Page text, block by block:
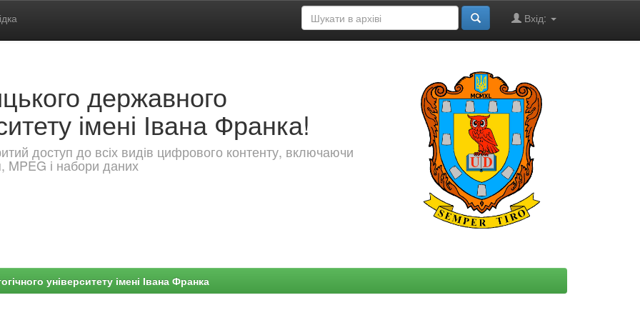
Вхід:
державного
імені Івана Франка!
доступ до всіх видів цифрового контенту, включаючи
MPEG і набори даних
університету імені Івана Франка